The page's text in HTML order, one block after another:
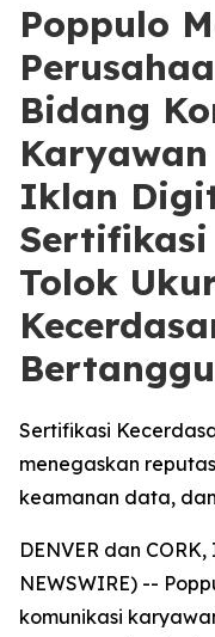
Poppulo
Bidang
Iklan
Sertifikasi
Tolok
Sertifikasi
menegaskan
keamanan data,
DENVER dan
NEWSWIRE) --
komunikasi